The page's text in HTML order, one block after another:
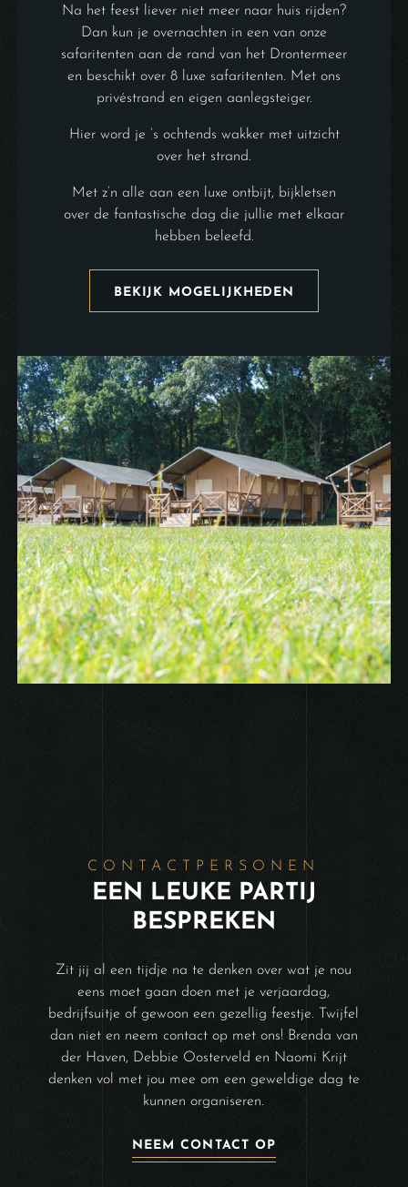
Na het feest liever niet meer naar huis rijden?
Dan kun je overnachten in een van onze
safaritenten aan de rand van het Drontermeer
en beschikt over 8 luxe safaritenten. Met ons
privéstrand en eigen aanlegsteiger.
Hier word je ’s ochtends wakker met uitzicht
over het strand.
Met z’n alle aan een luxe ontbijt, bijkletsen
over de fantastische dag die jullie met elkaar
hebben beleefd.
BEKIJK MOGELIJKHEDEN
CONTACTPERSONEN
EEN LEUKE PARTIJ
BESPREKEN
Zit jij al een tijdje na te denken over wat je nou
eens moet gaan doen met je verjaardag,
bedrijfsuitje of gewoon een gezellig feestje. Twijfel
dan niet en neem contact op met ons! Brenda van
der Haven, Debbie Oosterveld en Naomi Krijt
denken vol met jou mee om een geweldige dag te
kunnen organiseren.
NEEM CONTACT OP